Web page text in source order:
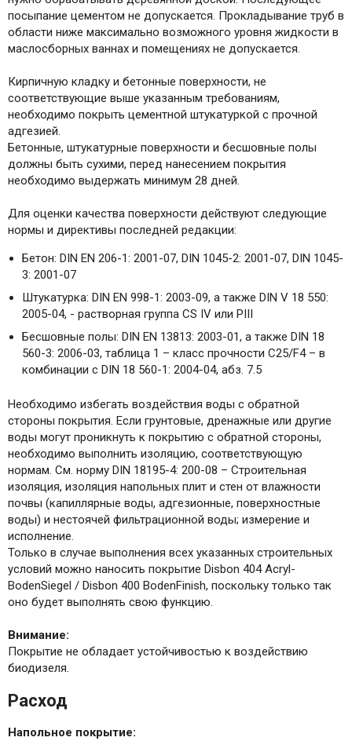
посыпание цементом не допускается. Прокладывание труб в
области ниже максимально возможного уровня жидкости в
маслосборных ваннах и помещениях не допускается.
Кирпичную кладку и бетонные поверхности, не
соответствующие выше указанным требованиям,
необходимо покрыть цементной штукатуркой с прочной
адгезией.
Бетонные, штукатурные поверхности и бесшовные полы
должны быть сухими, перед нанесением покрытия
необходимо выдержать минимум 28 дней.
Для оценки качества поверхности действуют следующие
нормы и директивы последней редакции:
Бетон: DIN EN 206-1: 2001-07, DIN 1045-2: 2001-07, DIN 1045-
3: 2001-07
Штукатурка: DIN EN 998-1: 2003-09, а также DIN V 18 550:
2005-04, - растворная группа CS IV или PIII
Бесшовные полы: DIN EN 13813: 2003-01, а также DIN 18
560-3: 2006-03, таблица 1 – класс прочности C25/F4 – в
комбинации с DIN 18 560-1: 2004-04, абз. 7.5
Необходимо избегать воздействия воды с обратной
стороны покрытия. Если грунтовые, дренажные или другие
воды могут проникнуть к покрытию с обратной стороны,
необходимо выполнить изоляцию, соответствующую
нормам. См. норму DIN 18195-4: 200-08 – Строительная
изоляция, изоляция напольных плит и стен от влажности
почвы (капиллярные воды, адгезионные, поверхностные
воды) и нестоячей фильтрационной воды; измерение и
исполнение.
Только в случае выполнения всех указанных строительных
условий можно наносить покрытие Disbon 404 Acryl-
BodenSiegel / Disbon 400 BodenFinish, поскольку только так
оно будет выполнять свою функцию.
Внимание:
Покрытие не обладает устойчивостью к воздействию
биодизеля.
Расход
Напольное покрытие: